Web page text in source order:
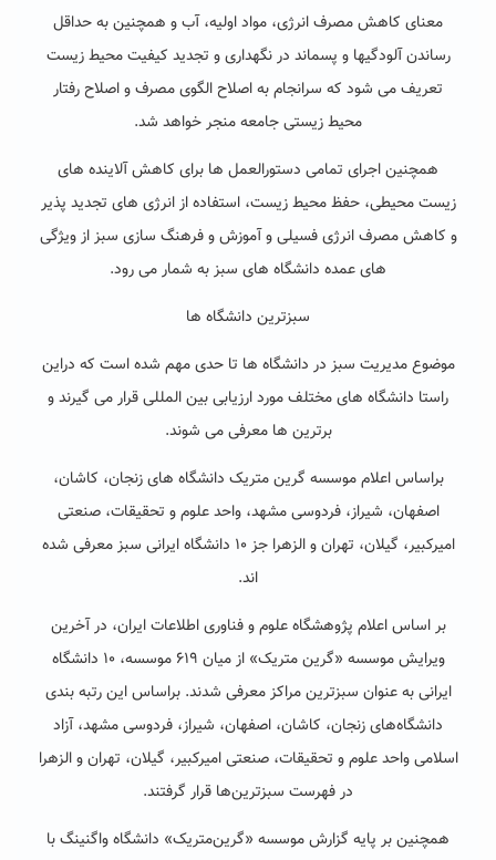
معنای کاهش مصرف انرژی، مواد اولیه، آب و همچنین به حداقل
رساندن آلودگیها و پسماند در نگهداری و تجدید کیفیت محیط زیست
تعریف می شود که سرانجام به اصلاح الگوی مصرف و اصلاح رفتار
محیط زیستی جامعه منجر خواهد شد.
همچنین اجرای تمامی دستورالعمل ها برای کاهش آلاینده های
زیست محیطی، حفظ محیط زیست، استفاده از انرژی های تجدید پذیر
و کاهش مصرف انرژی فسیلی و آموزش و فرهنگ سازی سبز از ویژگی
های عمده دانشگاه های سبز به شمار می رود.
سبزترین دانشگاه ها
موضوع مدیریت سبز در دانشگاه ها تا حدی مهم شده است که دراین
راستا دانشگاه های مختلف مورد ارزیابی بین المللی قرار می گیرند و
برترین ها معرفی می شوند.
براساس اعلام موسسه گرین متریک دانشگاه های زنجان، کاشان،
اصفهان، شیراز، فردوسی مشهد، واحد علوم و تحقیقات، صنعتی
امیرکبیر، گیلان، تهران و الزهرا جز ۱۰ دانشگاه ایرانی سبز معرفی شده
اند.
بر اساس اعلام پژوهشگاه علوم و فناوری اطلاعات ایران، در آخرین
ویرایش موسسه «گرین متریک» از میان ۶۱۹ موسسه، ۱۰ دانشگاه
ایرانی به عنوان سبزترین مراکز معرفی شدند. براساس این رتبه بندی
دانشگاه‌های زنجان، کاشان، اصفهان، شیراز، فردوسی مشهد، آزاد
اسلامی واحد علوم و تحقیقات، صنعتی امیرکبیر، گیلان، تهران و الزهرا
در فهرست سبزترین‌ها قرار گرفتند.
همچنین بر پایه گزارش موسسه «گرین‌متریک» دانشگاه واگنینگ با